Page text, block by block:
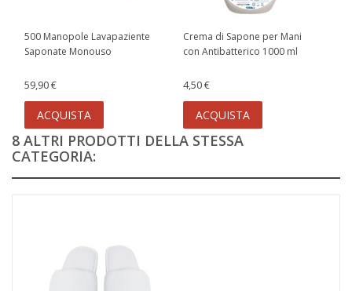
500 Manopole Lavapaziente
Saponate Monouso
59,90 €
ACQUISTA
Crema di Sapone per Mani
con Antibatterico 1000 ml
4,50 €
ACQUISTA
8 ALTRI PRODOTTI DELLA STESSA
CATEGORIA: